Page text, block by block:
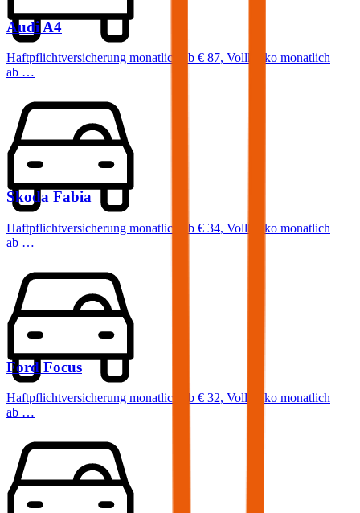
Audi A4
Haftpflichtversicherung monatlich ab € 87, Vollkasko monatlich
ab …
Skoda Fabia
Haftpflichtversicherung monatlich ab € 34, Vollkasko monatlich
ab …
Ford Focus
Haftpflichtversicherung monatlich ab € 32, Vollkasko monatlich
ab …